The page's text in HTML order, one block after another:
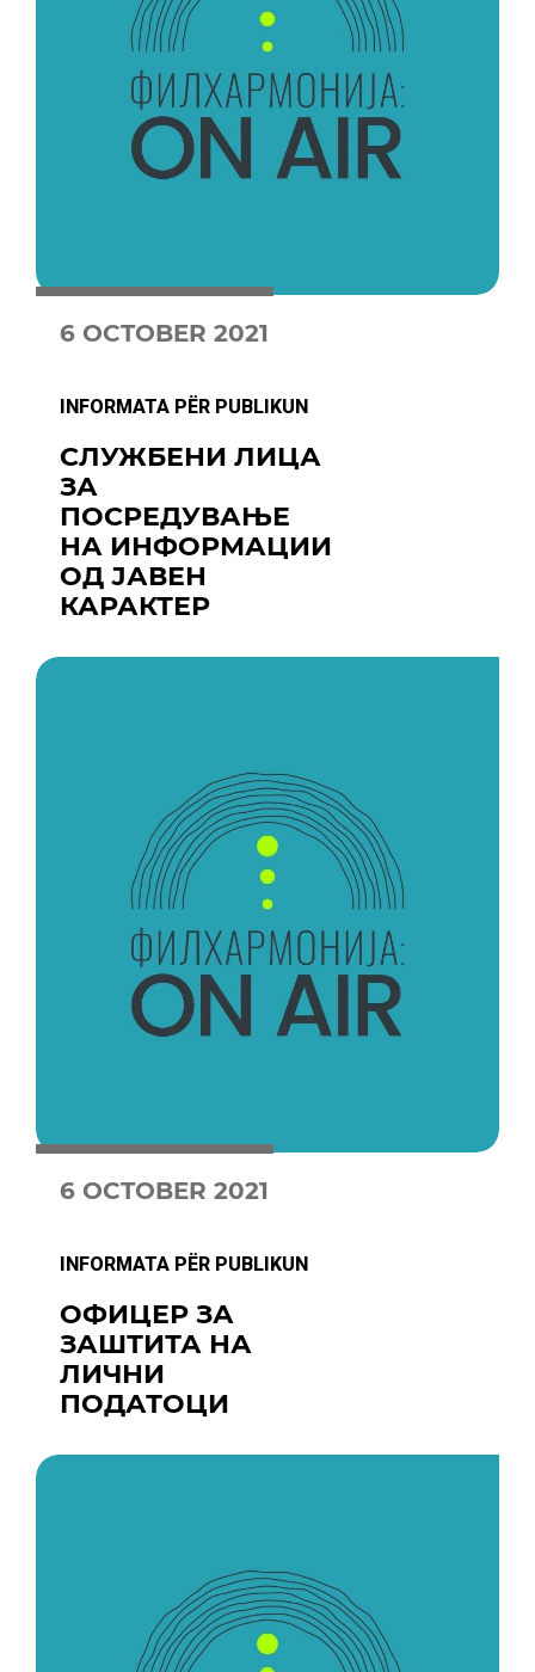
6 OCTOBER 2021
INFORMATA PËR PUBLIKUN
СЛУЖБЕНИ ЛИЦА
ЗА
ПОСРЕДУВАЊЕ
НА ИНФОРМАЦИИ
ОД ЈАВЕН
КАРАКТЕР
6 OCTOBER 2021
INFORMATA PËR PUBLIKUN
ОФИЦЕР ЗА
ЗАШТИТА НА
ЛИЧНИ
ПОДАТОЦИ